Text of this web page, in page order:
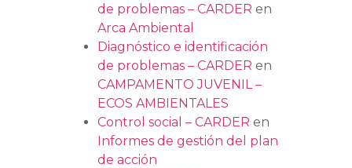
de problemas – CARDER en
Arca Ambiental
Diagnóstico e identificación
de problemas – CARDER en
CAMPAMENTO JUVENIL –
ECOS AMBIENTALES
Control social – CARDER en
Informes de gestión del plan
de acción